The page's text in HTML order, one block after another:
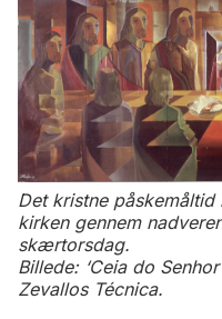
Det kristne
kirken gennem
skærtorsdag.
Billede: ‘Ceia do
Zevallos Técnica.